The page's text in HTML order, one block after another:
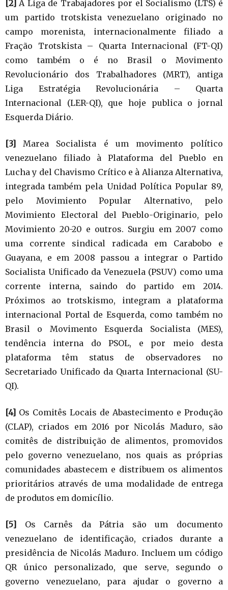
[2] A Liga de Trabajadores por el Socialismo (LTS) é
um partido trotskista venezuelano originado no
campo morenista, internacionalmente filiado a
Fração Trotskista – Quarta Internacional (FT-QI)
como também o é no Brasil o Movimento
Revolucionário dos Trabalhadores (MRT), antiga
Liga Estratégia Revolucionária – Quarta
Internacional (LER-QI), que hoje publica o jornal
Esquerda Diário.
[3]
Marea Socialista é um movimento político
venezuelano filiado à Plataforma del Pueblo en
Lucha y del Chavismo Crítico e à Alianza Alternativa,
integrada também pela Unidad Política Popular 89,
pelo Movimiento Popular Alternativo, pelo
Movimiento Electoral del Pueblo-Originario, pelo
Movimiento 20-20 e outros. Surgiu em 2007 como
uma corrente sindical radicada em Carabobo e
Guayana, e em 2008 passou a integrar o Partido
Socialista Unificado da Venezuela (PSUV) como uma
corrente interna, saindo do partido em 2014.
Próximos ao trotskismo, integram a plataforma
internacional Portal de Esquerda, como também no
Brasil o Movimento Esquerda Socialista (MES),
tendência interna do PSOL, e por meio desta
plataforma têm status de observadores no
Secretariado Unificado da Quarta Internacional (SU-
QI).
[4] Os Comitês Locais de Abastecimento e Produção
(CLAP), criados em 2016 por Nicolás Maduro, são
comitês de distribuição de alimentos, promovidos
pelo governo venezuelano, nos quais as próprias
comunidades abastecem e distribuem os alimentos
prioritários através de uma modalidade de entrega
de produtos em domicílio.
[5]
Os Carnês da Pátria são um documento
venezuelano de identificação, criados durante a
presidência de Nicolás Maduro. Incluem um código
QR único personalizado, que serve, segundo o
governo venezuelano, para ajudar o governo a